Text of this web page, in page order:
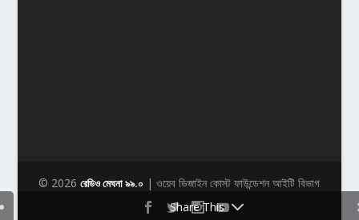
© 2026রেডিও মেঘনা ৯৯.০ | ওয়েব ডিজাইন কোস্ট ফাউন্ডেশন আইটি বিভাগ
Share This